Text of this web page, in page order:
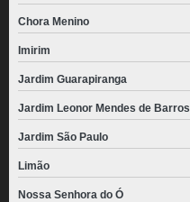
Chora Menino
Imirim
Jardim Guarapiranga
Jardim Leonor Mendes de Barros
Jardim São Paulo
Limão
Nossa Senhora do Ó